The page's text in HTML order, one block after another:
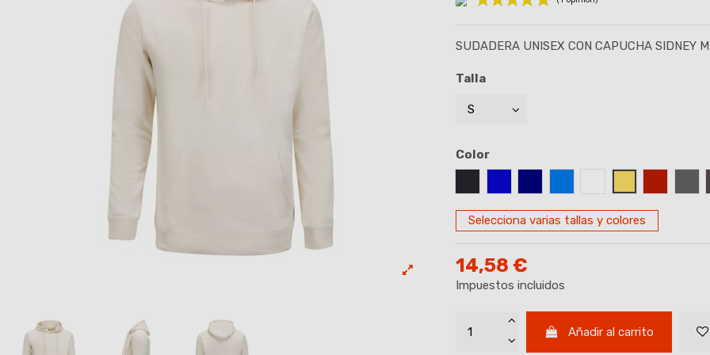
SUDADERA UNISEX CON CAPUCHA SIDNEY
Talla
Color
Selecciona varias tallas y colores
14,58 €
Impuestos incluidos
Añadir al carrito